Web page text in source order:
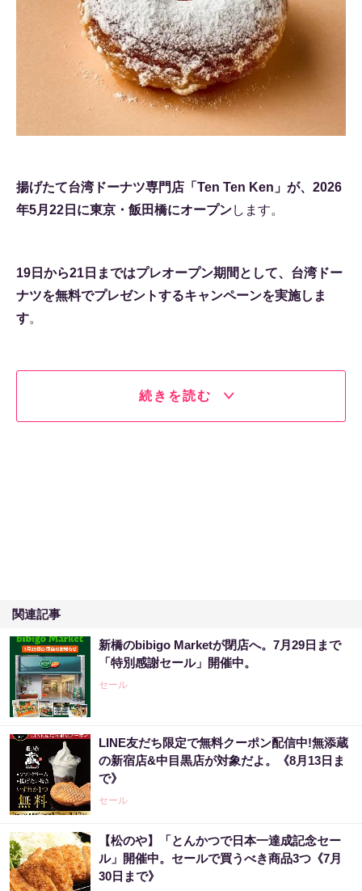
揚げたて台湾ドーナツ専門店「Ten Ten Ken」が、2026
年5月22日に東京・飯田橋にオープンします。
19日から21日まではプレオープン期間として、台湾ドー
ナツを無料でプレゼントするキャンペーンを実施しま
す。
続きを読む
関連記事
新橋のbibigo Marketが閉店へ。7月29日まで
「特別感謝セール」開催中。
セール
LINE友だち限定で無料クーポン配信中!無添蔵
の新宿店&中目黒店が対象だよ。《8月13日ま
で》
セール
【松のや】「とんかつで日本一達成記念セー
ル」開催中。セールで買うべき商品3つ《7月
30日まで》